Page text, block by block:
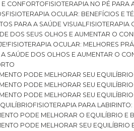
E CONFORTO
FISIOTERAPIA NO PÉ
FISIOTERAPIA OCULAR: BENEFÍCIOS E
PARA A SAÚDE VISUAL
DOS SEUS OLHOS E AUMENTAR O
FISIOTERAPIA OCULAR: MELHORES
SAÚDE DOS OLHOS E AUMENTAR O
PODE MELHORAR SEU
PODE MELHORAR SEU
PODE MELHORAR SEU
FISIOTERAPIA PARA
PODE MELHORAR O EQUILÍBRIO E
PODE MELHORAR SEU EQUILÍBRIO